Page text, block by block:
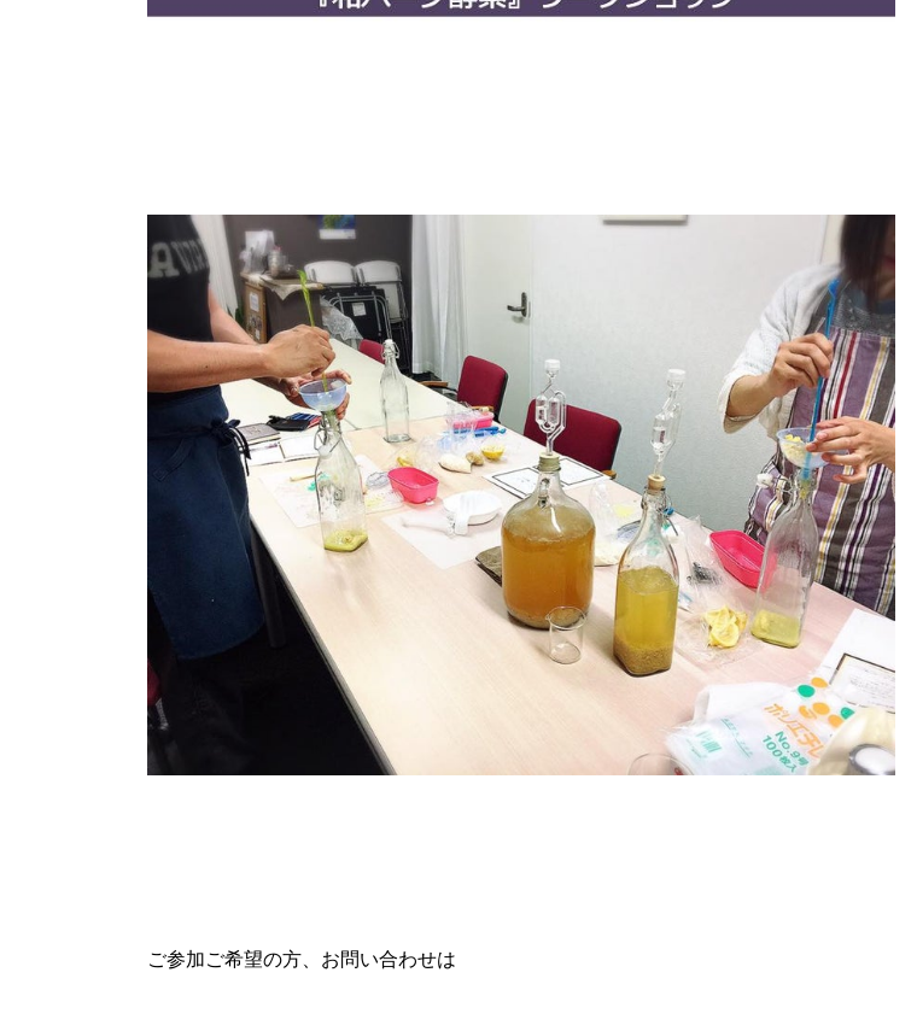
ご参加ご希望の方、お問い合わせは